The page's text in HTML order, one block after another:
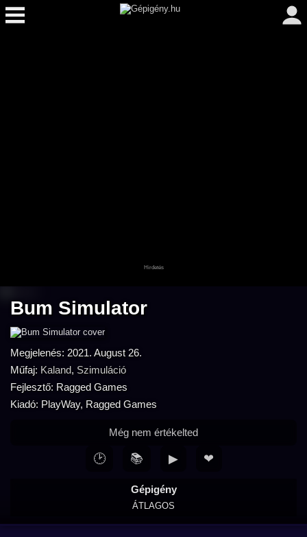
Bum Simulator
Megjelenés: 2021. August 26.
Műfaj: Kaland, Szimuláció
Fejlesztő: Ragged Games
Kiadó: PlayWay, Ragged Games
Gépigény
ÁTLAGOS
Még nem értékelted
🕑 📚 ▶ ❤